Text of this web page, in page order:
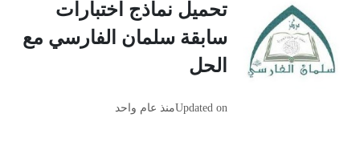
تحميل نماذج اختبارات
سابقة سلمان الفارسي مع
الحل
Updated onمنذ عام واحد